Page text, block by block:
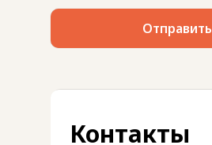
Контакты
Отправить